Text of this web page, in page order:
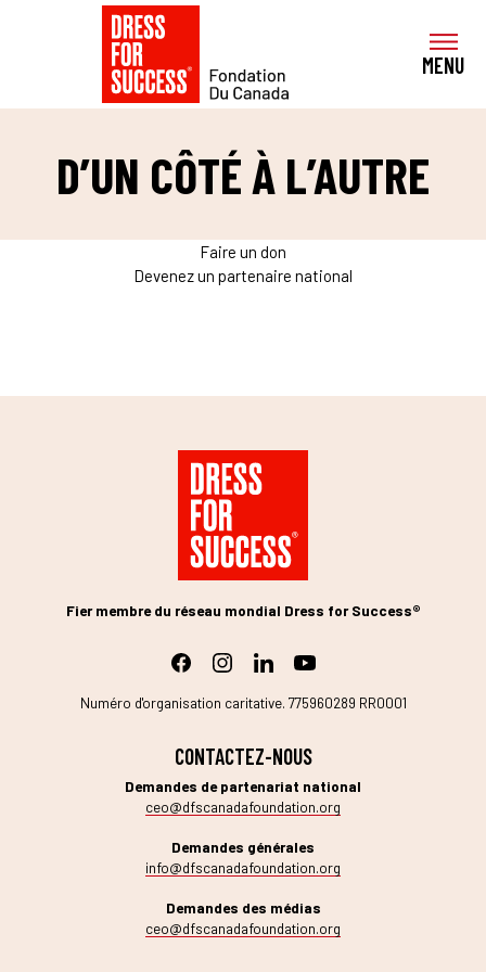
Aller au contenu
MENU
D’UN CÔTÉ À L’AUTRE
Faire un don
Devenez un partenaire national
Fier membre du réseau mondial Dress for Success®
Numéro d'organisation caritative. 775960289 RR0001
CONTACTEZ-NOUS
Demandes de partenariat national
ceo@dfscanadafoundation.org
Demandes générales
info@dfscanadafoundation.org
Demandes des médias
ceo@dfscanadafoundation.org